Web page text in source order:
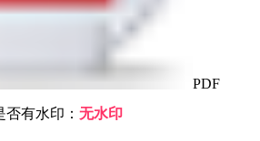
PDF
水印：无水印